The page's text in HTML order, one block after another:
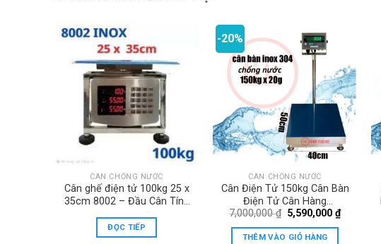
CÂN CHỐNG NƯỚC
Cân ghế điện tử 100kg 25 x
35cm 8002 – Đầu Cân Tính
ĐỌC TIẾP
-20%
CÂN CHỐNG NƯỚC
Cân Điện Tử 150kg Cân Bàn
Điện Tử Cân Hàng
DIGI28SS/Bảo Hành 36
Tháng
7,000,000₫ Giá
gốc
là:
5,590,000₫Giá
hiện
THÊM VÀO GIỎ HÀNG